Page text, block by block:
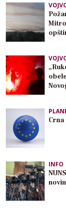
Crna
INFO